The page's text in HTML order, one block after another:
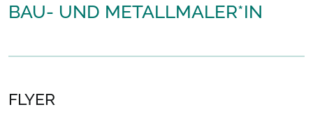
BAU- UND METALLMALER*IN
FLYER